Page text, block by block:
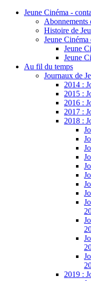
Jeune Cinéma -
Abonnements
Histoire de
Jeune Cinéma
Jeune
Jeune
Au fil du temps
Journaux de
2014 :
2015 :
2016 :
2017 :
2018 :
2019 :